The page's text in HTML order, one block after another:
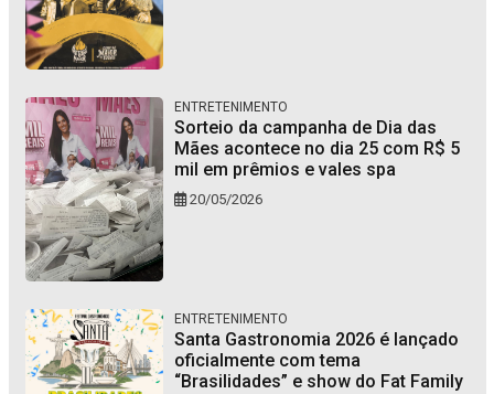
ENTRETENIMENTO
Sorteio da campanha de Dia das
Mães acontece no dia 25 com R$ 5
mil em prêmios e vales spa
20/05/2026
ENTRETENIMENTO
Santa Gastronomia 2026 é lançado
oficialmente com tema
“Brasilidades” e show do Fat Family